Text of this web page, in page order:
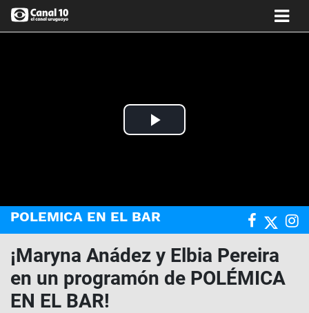
Play
POLEMICA EN EL BAR
¡Maryna Anádez y Elbia Pereira
en un programón de POLÉMICA
EN EL BAR!